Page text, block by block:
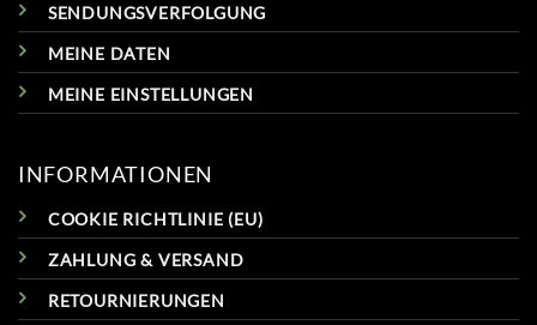
SENDUNGSVERFOLGUNG
MEINE DATEN
MEINE EINSTELLUNGEN
INFORMATIONEN
COOKIE RICHTLINIE (EU)
ZAHLUNG & VERSAND
RETOURNIERUNGEN